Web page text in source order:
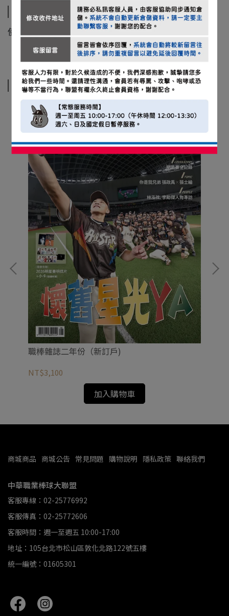
使用新竹物流運送
相關商品
職棒雜誌二年份（新訂戶)
NT$3,100
加入購物車
商城商品 商城公告 常見問題 購物說明 隱私政策 聯絡我們
中華職業棒球大聯盟
客服專線：02-25776992
客服傳真：02-25772606
客服時間：週一至週五 10:00-17:00
地址：105台北市松山區敦化北路122號五樓
統一編號：01605301